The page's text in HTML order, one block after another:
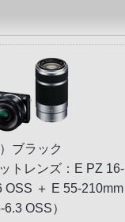
）ブラック
トレンズ：E PZ 16-
OSS ＋ E 55-210mm
6.3 OSS）